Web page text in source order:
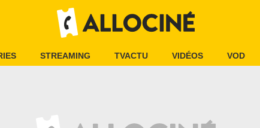
STREAMING TVACTU VIDÉOS VOD